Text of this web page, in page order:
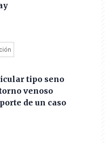
tipo seno
venoso
de un caso